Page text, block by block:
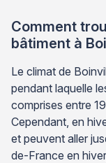
Comment
bâtiment à
Le climat de
pendant laquelle
comprises entre
Cependant, en
et peuvent aller
de-France en